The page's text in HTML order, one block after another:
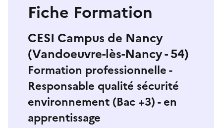
Fiche Formation
CESI Campus de Nancy
(Vandoeuvre-lès-Nancy - 54)
Formation professionnelle -
Responsable qualité sécurité
environnement (Bac +3) - en
apprentissage